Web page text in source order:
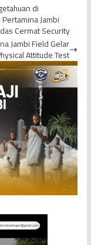
di
Jambi
Cermat Security
Jambi Field Gelar
Attitude Test